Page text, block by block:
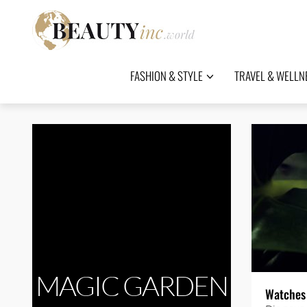
FASHION & STYLE TRAVEL &
MAGIC GARDEN